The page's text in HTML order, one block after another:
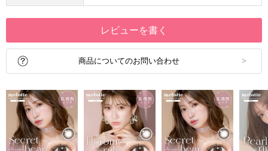
レビューを書く
商品についてのお問い合わせ